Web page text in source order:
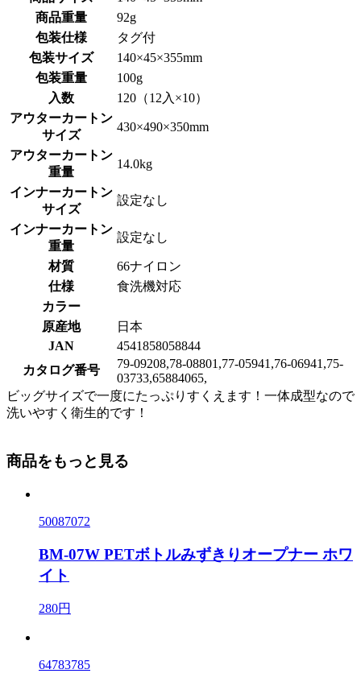
商品重量
92g
包装仕様
タグ付
包装サイズ
140×45×355mm
包装重量
100g
入数
120（12入×10）
アウターカートン
サイズ
430×490×350mm
アウターカートン
重量
14.0kg
インナーカートン
サイズ
設定なし
インナーカートン
重量
設定なし
材質
66ナイロン
仕様
食洗機対応
カラー
原産地
日本
JAN
4541858058844
カタログ番号
79-09208,78-08801,77-05941,76-06941,75-
03733,65884065,
ビッグサイズで一度にたっぷりすくえます！一体成型なので
洗いやすく衛生的です！
商品をもっと見る
50087072
BM-07W PETボトルみずきりオープナー ホワ
イト
280円
64783785